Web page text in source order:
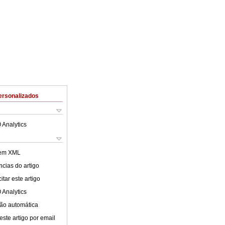
Analytics
XML
do artigo
este artigo
Analytics
automática
artigo por email